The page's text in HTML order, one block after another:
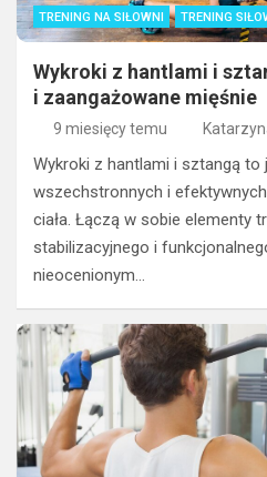
TRENING NA SIŁOWNI
TRENING
Wykroki z hantlami i
i zaangażowane mięśnie
9 miesięcy temu
Wykroki z hantlami i sztangą to
wszechstronnych i
ciała. Łączą w sobie elementy
stabilizacyjnego i
nieocenionym…